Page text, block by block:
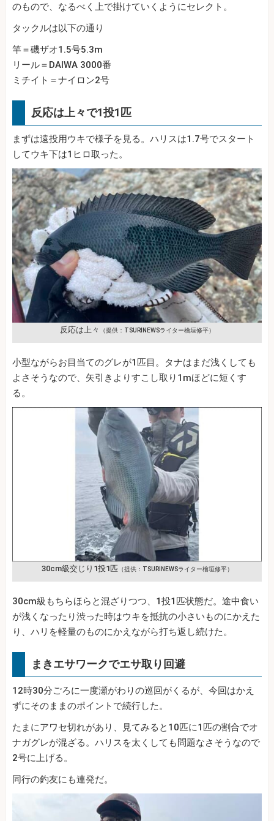
のもので、なるべく上で掛けていくようにセレクト。
タックルは以下の通り
竿＝磯ザオ1.5号5.3m
リール＝DAIWA 3000番
ミチイト＝ナイロン2号
反応は上々で1投1匹
まずは遠投用ウキで様子を見る。ハリスは1.7号でスタート
してウキ下は1ヒロ取った。
反応は上々 （提供：TSURINEWSライター檜垣修平）
小型ながらお目当てのグレが1匹目。タナはまだ浅くしても
よさそうなので、矢引きよりすこし取り1mほどに短くす
る。
30cm級交じり1投1匹 （提供：TSURINEWSライター檜垣修平）
30cm級もちらほらと混ざりつつ、1投1匹状態だ。途中食い
が浅くなったり渋った時はウキを抵抗の小さいものにかえた
り、ハリを軽量のものにかえながら打ち返し続けた。
まきエサワークでエサ取り回避
12時30分ごろに一度瀬がわりの巡回がくるが、今回はかえ
ずにそのままのポイントで続行した。
たまにアワセ切れがあり、見てみると10匹に1匹の割合でオ
ナガグレが混ざる。ハリスを太くしても問題なさそうなので
2号に上げる。
同行の釣友にも連発だ。